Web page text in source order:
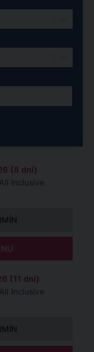
(8 dní)
Inclusive
(11 dní)
Inclusive